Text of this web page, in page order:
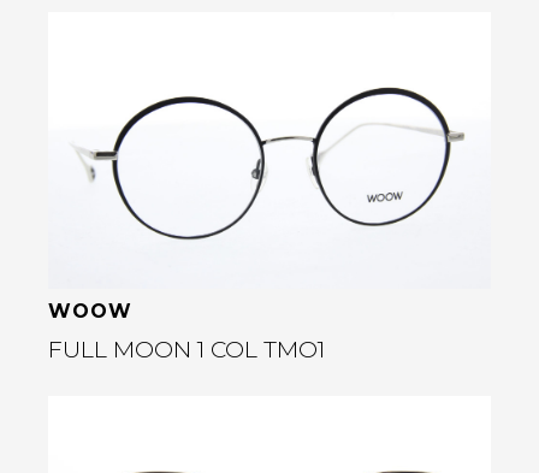
WOOW
FULL MOON 1 COL TMO1